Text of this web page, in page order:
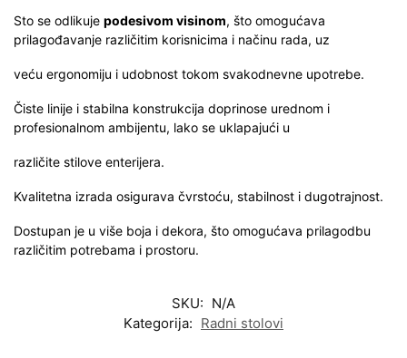
Sto se odlikuje podesivom visinom, što omogućava
prilagođavanje različitim korisnicima i načinu rada, uz
veću ergonomiju i udobnost tokom svakodnevne upotrebe.
Čiste linije i stabilna konstrukcija doprinose urednom i
profesionalnom ambijentu, lako se uklapajući u
različite stilove enterijera.
Kvalitetna izrada osigurava čvrstoću, stabilnost i dugotrajnost.
Dostupan je u više boja i dekora, što omogućava prilagodbu
različitim potrebama i prostoru.
SKU: N/A
Kategorija: Radni stolovi